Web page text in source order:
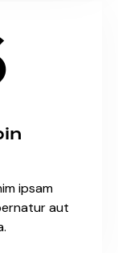
ipsam
aut